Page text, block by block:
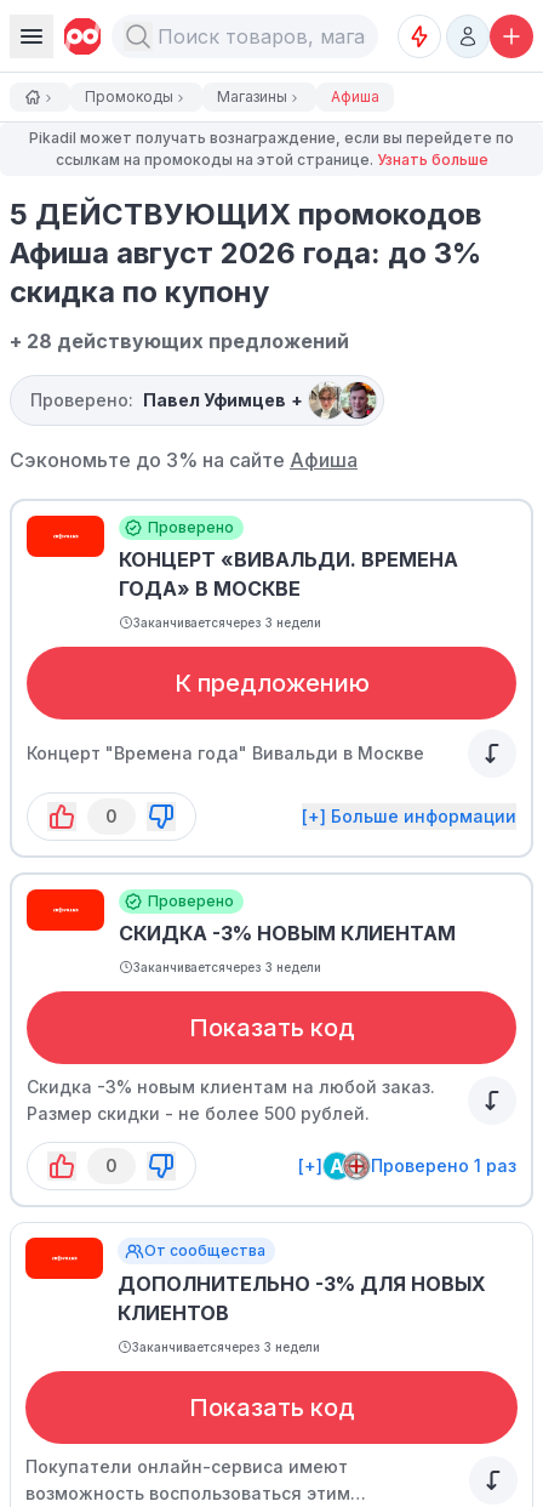
Промокоды Магазины Афиша
Pikadil может получать вознаграждение, если вы перейдете по
ссылкам на промокоды на этой странице. Узнать больше
5 ДЕЙСТВУЮЩИХ промокодов
Афиша август 2026 года: до 3%
скидка по купону
+ 28 действующих предложений
Проверено: Павел Уфимцев +
Сэкономьте до 3% на сайте Афиша
Проверено
КОНЦЕРТ «ВИВАЛЬДИ. ВРЕМЕНА
ГОДА» В МОСКВЕ
Заканчиваетсячерез 3 недели
К предложению
Концерт "Времена года" Вивальди в Москве
0 [+] Больше информации
Проверено
СКИДКА -3% НОВЫМ КЛИЕНТАМ
Заканчиваетсячерез 3 недели
Показать код
Скидка -3% новым клиентам на любой заказ.
Размер скидки - не более 500 рублей.
0 [+] A Проверено 1 раз
От сообщества
ДОПОЛНИТЕЛЬНО -3% ДЛЯ НОВЫХ
КЛИЕНТОВ
Заканчиваетсячерез 3 недели
Показать код
Покупатели онлайн-сервиса имеют
возможность воспользоваться этим